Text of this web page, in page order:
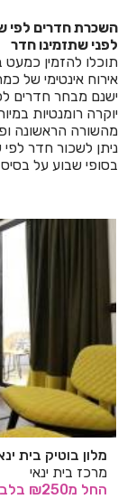
השכרת חדרים לפי
לפני שתזמינו חדר
תוכלו להזמין
אירוח אינטימי של
ישנם מבחר חדרים
יוקרה רומנטיות
מהשורה הראשונה
ניתן לשכור חדר לפי
בסופי שבוע על
מלון בוטיק בית
מרכז בית ינאי
החל מ₪250